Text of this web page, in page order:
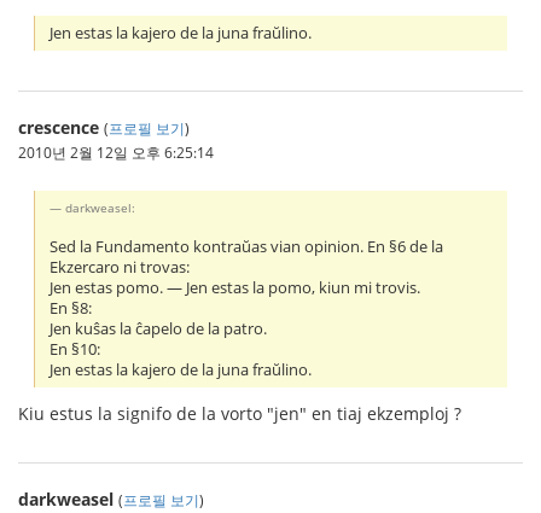
Jen estas la kajero de la juna fraŭlino.
crescence (프로필 보기)
2010년 2월 12일 오후 6:25:14
darkweasel:
Sed la Fundamento kontraŭas vian opinion. En §6 de la
Ekzercaro ni trovas:
Jen estas pomo. ― Jen estas la pomo, kiun mi trovis.
En §8:
Jen kuŝas la ĉapelo de la patro.
En §10:
Jen estas la kajero de la juna fraŭlino.
Kiu estus la signifo de la vorto "jen" en tiaj ekzemploj ?
darkweasel (프로필 보기)